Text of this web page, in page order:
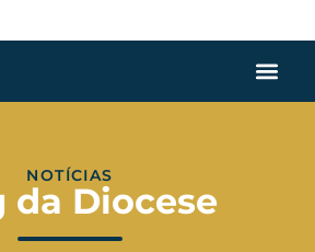
NOTÍCIAS
da Diocese